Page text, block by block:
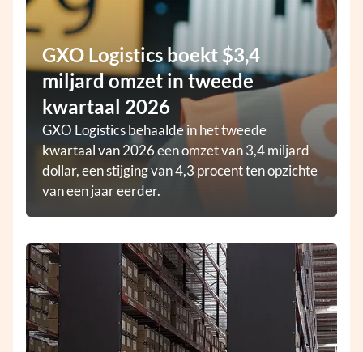
GXO Logistics boekt $3,4
miljard omzet in tweede
kwartaal 2026
GXO Logistics behaalde in het tweede
kwartaal van 2026 een omzet van 3,4 miljard
dollar, een stijging van 4,3 procent ten opzichte
van een jaar eerder.